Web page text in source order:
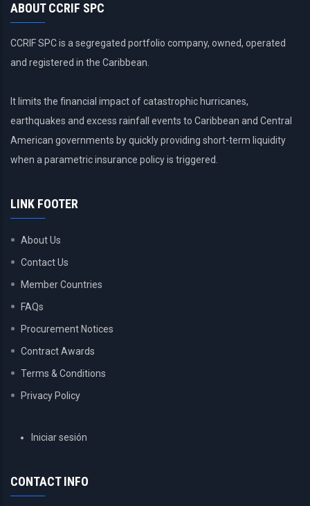
ABOUT CCRIF SPC
CCRIF SPC is a segregated portfolio company, owned, operated
and registered in the Caribbean.
It limits the financial impact of catastrophic hurricanes,
earthquakes and excess rainfall events to Caribbean and Central
American governments by quickly providing short-term liquidity
when a parametric insurance policy is triggered.
LINK FOOTER
About Us
Contact Us
Member Countries
FAQs
Procurement Notices
Contract Awards
Terms & Conditions
Privacy Policy
USERIniciar sesión
CONTACT INFO